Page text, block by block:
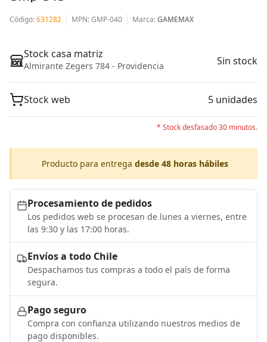
Código:631282 MPN: GMP-040 Marca:GAMEMAX
Stock casa matriz
Almirante Zegers 784 - Providencia Sin stock
Stock web 5 unidades
* Stock desfasado 30 minutos.
Producto para entrega desde 48 horas hábiles
Procesamiento de pedidos
Los pedidos web se procesan de lunes a viernes, entre
las 9:30 y las 17:00 horas.
Envíos a todo Chile
Despachamos tus compras a todo el país de forma
segura.
Pago seguro
Compra con confianza utilizando nuestros medios de
pago disponibles.